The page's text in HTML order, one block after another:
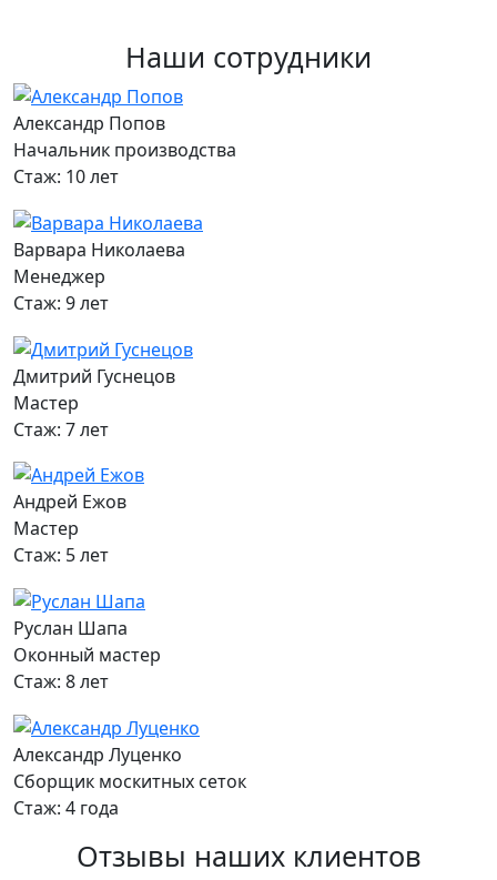
Наши сотрудники
Александр Попов
Начальник производства
Стаж: 10 лет
Варвара Николаева
Менеджер
Стаж: 9 лет
Дмитрий Гуснецов
Мастер
Стаж: 7 лет
Андрей Ежов
Мастер
Стаж: 5 лет
Руслан Шапа
Оконный мастер
Стаж: 8 лет
Александр Луценко
Сборщик москитных сеток
Стаж: 4 года
Отзывы наших клиентов